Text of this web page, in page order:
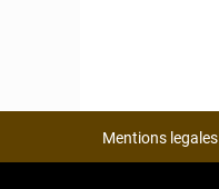
Mentions legales